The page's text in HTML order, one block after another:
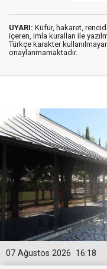
UYARI: Küfür, hakaret,
içeren, imla kuralları ile
Türkçe karakter
onaylanmamaktadır.
16:18
07 Ağustos 2026